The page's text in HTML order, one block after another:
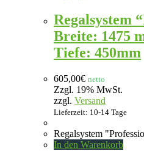
Regalsystem
Breite: 1475
Tiefe: 450mm
605,00€ netto
Zzgl. 19% MwSt.
zzgl. Versand
Lieferzeit: 10-14 Tage
Regalsystem
In den Warenkorb